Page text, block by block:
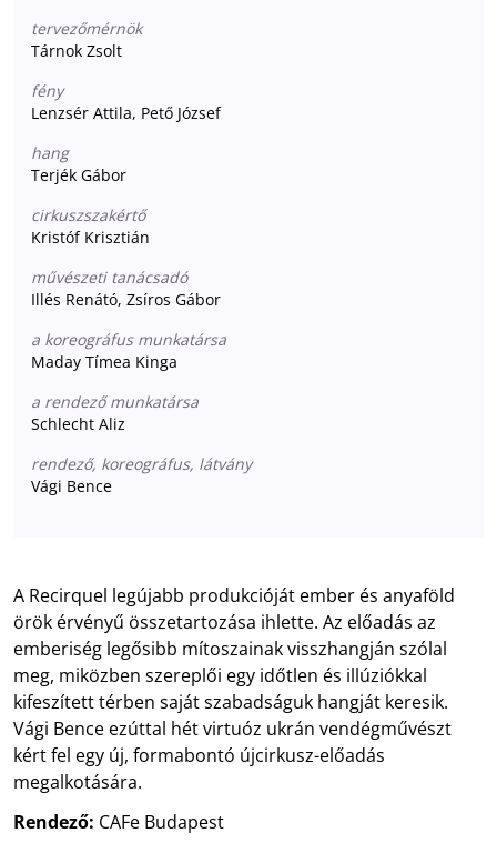
tervezőmérnök
Tárnok Zsolt
fény
Lenzsér Attila, Pető József
hang
Terjék Gábor
cirkuszszakértő
Kristóf Krisztián
művészeti tanácsadó
Illés Renátó, Zsíros Gábor
a koreográfus munkatársa
Maday Tímea Kinga
a rendező munkatársa
Schlecht Aliz
rendező, koreográfus, látvány
Vági Bence
A Recirquel legújabb produkcióját ember és anyaföld
örök érvényű összetartozása ihlette. Az előadás az
emberiség legősibb mítoszainak visszhangján szólal
meg, miközben szereplői egy időtlen és illúziókkal
kifeszített térben saját szabadságuk hangját keresik.
Vági Bence ezúttal hét virtuóz ukrán vendégművészt
kért fel egy új, formabontó újcirkusz-előadás
megalkotására.
Rendező: CAFe Budapest